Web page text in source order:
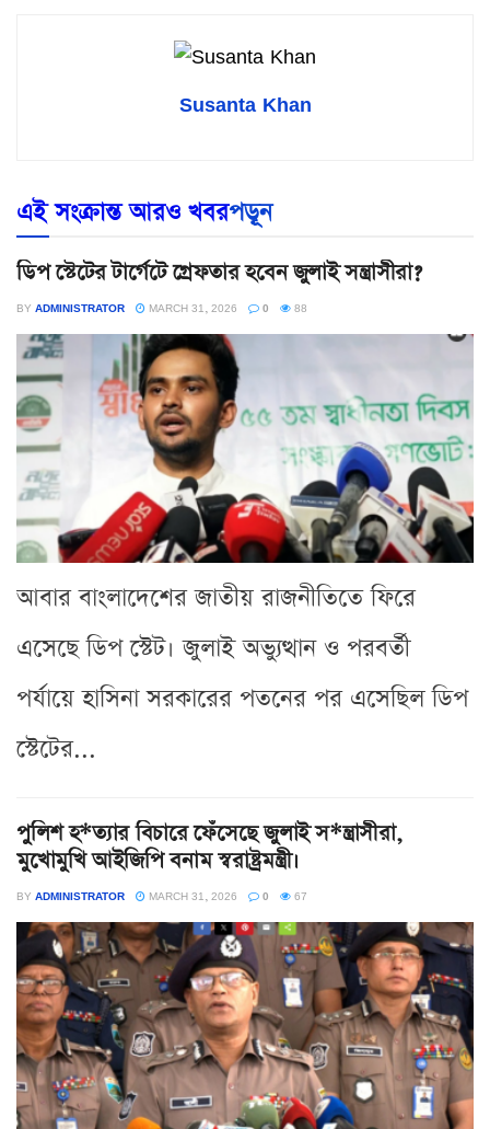
Susanta Khan
এই সংক্রান্ত আরও খবরপড়ূন
ডিপ স্টেটের টার্গেটে গ্রেফতার হবেন জুলাই সন্ত্রাসীরা?
BY ADMINISTRATOR MARCH 31, 2026 0 88
আবার বাংলাদেশের জাতীয় রাজনীতিতে ফিরে
এসেছে ডিপ স্টেট। জুলাই অভ্যুত্থান ও পরবর্তী
পর্যায়ে হাসিনা সরকারের পতনের পর এসেছিল ডিপ
স্টেটের...
পুলিশ হ*ত্যার বিচারে ফেঁসেছে জুলাই স*ন্ত্রাসীরা,
মুখোমুখি আইজিপি বনাম স্বরাষ্ট্রমন্ত্রী।
BY ADMINISTRATOR MARCH 31, 2026 0 67